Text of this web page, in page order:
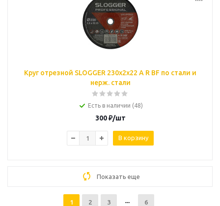
Круг отрезной SLOGGER 230х2х22 A R BF по стали и
нерж. стали
Есть в наличии (48)
300₽/шт
В корзину
Показать еще
1 2 3 6